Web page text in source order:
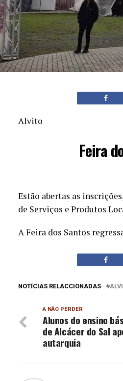
Alvito
Feira
Estão abertas as
de Serviços e Produtos
A Feira dos Santos
NOTÍCIAS RELACCIONADAS
A NÃO PERDER
Alunos do ensino
de Alcácer do Sal
autarquia